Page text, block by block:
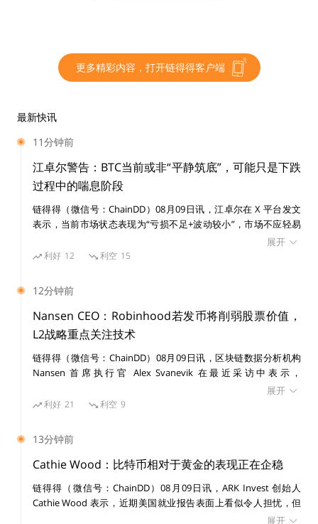
务发展初期不确定性的摸索。而“加强”、“加快”是对过程中
的提速要求。
但在海南的《总体方案》中，
实现结果要求的用词。
比如，“建设海南国家区块链技术和产业创新发展基地
制定，建立数据确权、数据交易、数据安全和区块链金融的
还有 “ 充分发挥‘互联网
现政务流程再造和政务服务‘一网通办’，加强数据有序共享，
这三段表述都使用到了“建设”、“建立”、“实现”结果导向
性很强的词，表明是一定要做的。
索期，在部分领域能够产生确定性的价值。海南则是实现的
优先试验区。
更多精彩内容，打开链得得客户端
最新快讯
11分钟前
江卓尔警告：BTC当前或非“平静筑底”，可能只是下跌
过程中的喘息阶段
链得得（微信号：ChainDD）08月09日讯，江卓尔在 X 平台发文
表示，当前市场状态表现为“亏损不足+波动较小”，市场不应轻易
押注当前是一次前所未有的“平静底部”，更可能只是探底过程中的
“喘息阶段”。 他指出，历史上类似情况并不少见。2018 年熊市期
该位置是“铁底”。然而，在 6000 至 7000 美元区间横盘约两个半月
后，比特币最终跌至 3000 美元附近。 江卓尔表示，当前比特币在
6 万至 7 万美元区间横盘近两个月的走势，与 2018 年 6000 美元阶
段存在相似之处，投资者需警惕短期稳定行情背后的进一步下探风
险。
展开
利好 12 利空 15
12分钟前
Nansen CEO：Robinhood若发币将削弱股票价值，
L2战略重点关注技术
链得得（微信号：ChainDD）08月09日讯，区块链数据分析机构
Nansen 首席执行官 Alex Svanevik 在最近采访中表示，
Robinhood 大概率不会推出代币，因为这可能与其上市公司股票
HOOD 形成竞争关系。此前，市场曾猜测 Robinhood 可能效仿部
底层技术工具，而非围绕代币建立业务体系。 Alex Svanevik 指
出，Robinhood 当前推出的 Layer 2 网络已经基于以太坊生态运
行，并拥有用于支付网络费用的 Gas 代币，因此没有必要额外发
于利用区块链技术提升产品能力，而不是通过发行代币进行融资或
构建新的经济模型。
展开
利好 21 利空 9
13分钟前
Cathie Wood：比特币相对于黄金的表现正在企稳
链得得（微信号：ChainDD）08月09日讯，ARK Invest 创始人
Cathie Wood 表示，近期美国就业报告表面上看似令人担忧，但
更深层的经济趋势正在发生变化，生产率提升、AI 应用扩张和潜
展开